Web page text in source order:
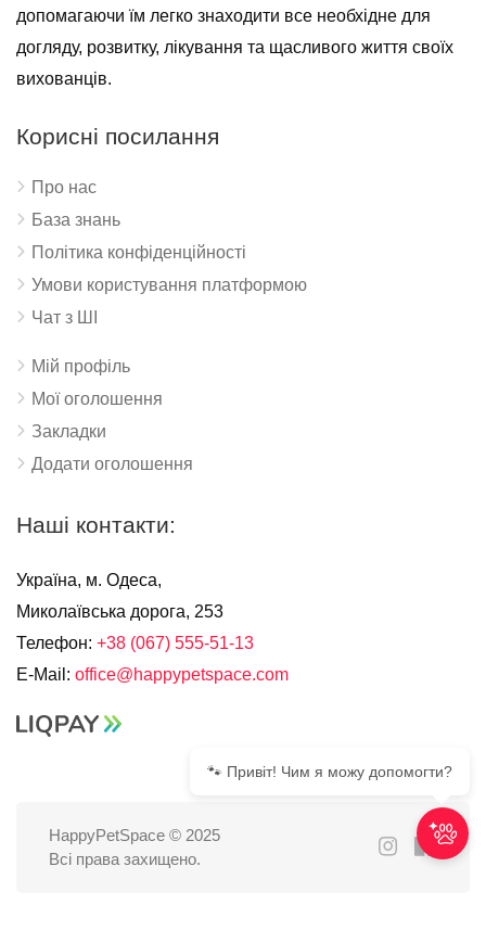
допомагаючи їм легко знаходити все необхідне для
догляду, розвитку, лікування та щасливого життя своїх
вихованців.
Корисні посилання
Про нас
База знань
Політика конфіденційності
Умови користування платформою
Чат з ШІ
Мій профіль
Мої оголошення
Закладки
Додати оголошення
Наші контакти:
Україна, м. Одеса,
Миколаївська дорога, 253
Телефон: +38 (067) 555-51-13
E-Mail: office@happypetspace.com
HappyPetSpace © 2025
Всі права захищено.
🐾 Привіт! Чим я можу допомогти?